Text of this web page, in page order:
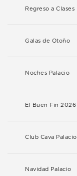
Regreso a Clases
Galas de Otoño
Noches Palacio
El Buen Fin 2026
Club Cava Palacio
Navidad Palacio